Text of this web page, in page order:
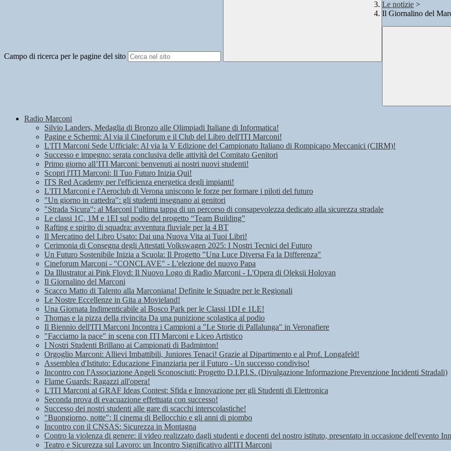
Campo di ricerca per le pagine del sito
Le notizie >
Il Giornalino del
Radio Marconi
Silvio Landers, Medaglia di Bronzo alle Olimpiadi Italiane di Informatica!
Pagine e Schermi: Al via il Cineforum e il Club del Libro dell'ITI Marconi!
L'ITI Marconi Sede Ufficiale: Al via la V Edizione del Campionato Italiano di Rompicapo Meccanici (CIRM)!
Successo e impegno: serata conclusiva delle attività del Comitato Genitori
Primo giorno all’ITI Marconi: benvenuti ai nostri nuovi studenti!
Scopri l'ITI Marconi: Il Tuo Futuro Inizia Qui!
ITS Red Academy per l'efficienza energetica degli impianti!
L'ITI Marconi e l'Aeroclub di Verona uniscono le forze per formare i piloti del futuro
"Un giorno in cattedra": gli studenti insegnano ai genitori
"Strada Sicura": al Marconi l’ultima tappa di un percorso di consapevolezza dedicato alla sicurezza stradale
Le classi 1C, 1M e 1EI sul podio del progetto “Team Building”
Rafting e spirito di squadra: avventura fluviale per la 4 BT
Il Mercatino del Libro Usato: Dai una Nuova Vita ai Tuoi Libri!
Cerimonia di Consegna degli Attestati Volkswagen 2025: I Nostri Tecnici del Futuro
Un Futuro Sostenibile Inizia a Scuola: Il Progetto "Una Luce Diversa Fa la Differenza"
Cineforum Marconi - "CONCLAVE" - L'elezione del nuovo Papa
Da Illustrator ai Pink Floyd: Il Nuovo Logo di Radio Marconi - L'Opera di Oleksii Holovan
Il Giornalino del Marconi
Scacco Matto di Talento alla Marconiana! Definite le Squadre per le Regionali
Le Nostre Eccellenze in Gita a Movieland!
Una Giornata Indimenticabile al Bosco Park per le Classi 1DI e 1LE!
Thomas e la pizza della rivincita Da una punizione scolastica al podio
Il Biennio dell'ITI Marconi Incontra i Campioni a "Le Storie di Pallalunga" in Veronafiere
"Facciamo la pace" in scena con ITI Marconi e Liceo Artistico
I Nostri Studenti Brillano ai Campionati di Badminton!
Orgoglio Marconi: Allievi Imbattibili, Juniores Tenaci! Grazie al Dipartimento e al Prof. Longafeld!
Assemblea d'Istituto: Educazione Finanziaria per il Futuro - Un successo condiviso!
Incontro con l'Associazione Angeli Sconosciuti: Progetto D.I.P.I.S. (Divulgazione Informazione Prevenzione Incidenti Stradali)
Flame Guards: Ragazzi all'opera!
L'ITI Marconi al GRAF Ideas Contest: Sfida e Innovazione per gli Studenti di Elettronica
Seconda prova di evacuazione effettuata con successo!
Successo dei nostri studenti alle gare di scacchi interscolastiche!
"Buongiorno, notte": Il cinema di Bellocchio e gli anni di piombo
Incontro con il CNSAS: Sicurezza in Montagna
Contro la violenza di genere: il video realizzato dagli studenti e docenti del nostro istituto, presentato in occasione dell'evento
Teatro e Sicurezza sul Lavoro: un Incontro Significativo all'ITI Marconi